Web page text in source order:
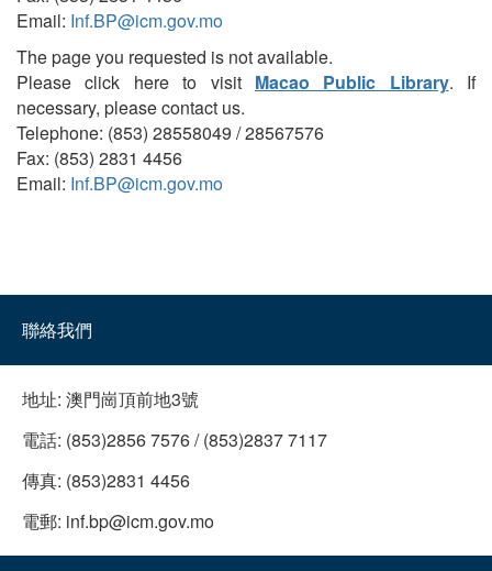
Email: Inf.BP@icm.gov.mo
The page you requested is not available.
Please click here to visit Macao Public Library. If
necessary, please contact us.
Telephone: (853) 28558049 / 28567576
Fax: (853) 2831 4456
Email: Inf.BP@icm.gov.mo
聯絡我們
地址: 澳門崗頂前地3號
電話: (853)2856 7576 / (853)2837 7117
傳真: (853)2831 4456
電郵: inf.bp@icm.gov.mo